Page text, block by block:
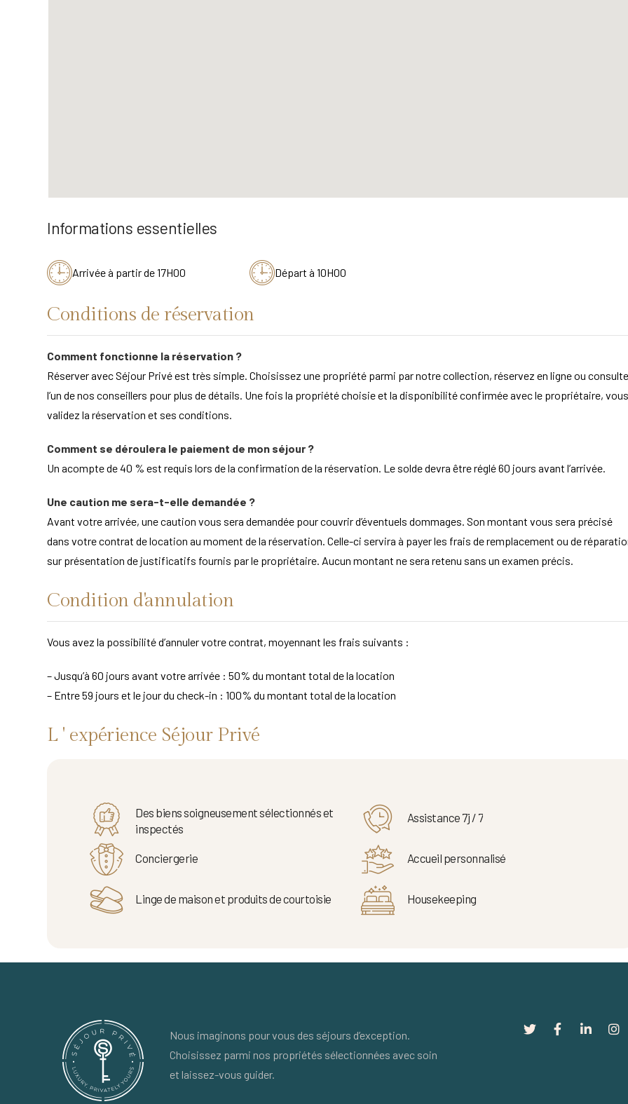
Informations essentielles
Arrivée à partir de 17H00 Départ à 10H00
Conditions de réservation
Comment fonctionne la réservation ?
Réserver avec Séjour Privé est très simple. Choisissez une propriété parmi par notre collection, réservez en ligne ou
l’un de nos conseillers pour plus de détails. Une fois la propriété choisie et la disponibilité confirmée avec le propriétaire, vous
validez la réservation et ses conditions.
Comment se déroulera le paiement de mon séjour ?
Un acompte de 40 % est requis lors de la confirmation de la réservation. Le solde devra être réglé 60 jours avant l’arrivée.
Une caution me sera-t-elle demandée ?
Avant votre arrivée, une caution vous sera demandée pour couvrir d’éventuels dommages. Son montant vous sera précisé
dans votre contrat de location au moment de la réservation. Celle-ci servira à payer les frais de remplacement ou de
sur présentation de justificatifs fournis par le propriétaire. Aucun montant ne sera retenu sans un examen précis.
Condition d'annulation
Vous avez la possibilité d’annuler votre contrat, moyennant les frais suivants :
– Jusqu’à 60 jours avant votre arrivée : 50% du montant total de la location
– Entre 59 jours et le jour du check-in : 100% du montant total de la location
L ' expérience Séjour Privé
Des biens soigneusement sélectionnés et
inspectés
Assistance 7j / 7
Conciergerie Accueil personnalisé
Linge de maison et produits de courtoisie Housekeeping
Nous imaginons pour vous des séjours d’exception.
Choisissez parmi nos propriétés sélectionnées avec soin
et laissez-vous guider.